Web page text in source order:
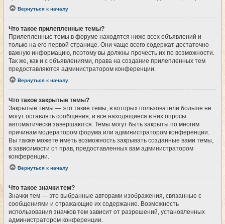
Вернуться к началу
Что такое прилепленные темы?
Прилепленные темы в форуме находятся ниже всех объявлений и
только на его первой странице. Они чаще всего содержат достаточно
важную информацию, поэтому вы должны прочесть их по возможности.
Так же, как и с объявлениями, права на создание прилепленных тем
предоставляются администратором конференции.
Вернуться к началу
Что такое закрытые темы?
Закрытые темы — это такие темы, в которых пользователи больше не
могут оставлять сообщения, и все находящиеся в них опросы
автоматически завершаются. Темы могут быть закрыты по многим
причинам модератором форума или администратором конференции.
Вы также можете иметь возможность закрывать созданные вами темы,
в зависимости от прав, предоставленных вам администратором
конференции.
Вернуться к началу
Что такое значки тем?
Значки тем — это выбранные авторами изображения, связанные с
сообщениями и отражающие их содержание. Возможность
использования значков тем зависит от разрешений, установленных
администратором конференции.